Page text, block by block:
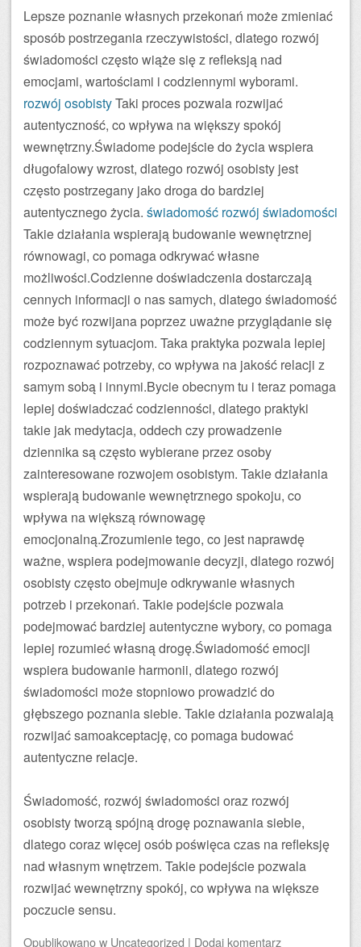
Lepsze poznanie własnych przekonań może zmieniać
sposób postrzegania rzeczywistości, dlatego rozwój
świadomości często wiąże się z refleksją nad
emocjami, wartościami i codziennymi wyborami.
rozwój osobistyTaki proces pozwala rozwijać
autentyczność, co wpływa na większy spokój
wewnętrzny.Świadome podejście do życia wspiera
długofalowy wzrost, dlatego rozwój osobisty jest
często postrzegany jako droga do bardziej
autentycznego życia. świadomość rozwój świadomości
Takie działania wspierają budowanie wewnętrznej
równowagi, co pomaga odkrywać własne
możliwości.Codzienne doświadczenia dostarczają
cennych informacji o nas samych, dlatego świadomość
może być rozwijana poprzez uważne przyglądanie się
codziennym sytuacjom. Taka praktyka pozwala lepiej
rozpoznawać potrzeby, co wpływa na jakość relacji z
samym sobą i innymi.Bycie obecnym tu i teraz pomaga
lepiej doświadczać codzienności, dlatego praktyki
takie jak medytacja, oddech czy prowadzenie
dziennika są często wybierane przez osoby
zainteresowane rozwojem osobistym. Takie działania
wspierają budowanie wewnętrznego spokoju, co
wpływa na większą równowagę
emocjonalną.Zrozumienie tego, co jest naprawdę
ważne, wspiera podejmowanie decyzji, dlatego rozwój
osobisty często obejmuje odkrywanie własnych
potrzeb i przekonań. Takie podejście pozwala
podejmować bardziej autentyczne wybory, co pomaga
lepiej rozumieć własną drogę.Świadomość emocji
wspiera budowanie harmonii, dlatego rozwój
świadomości może stopniowo prowadzić do
głębszego poznania siebie. Takie działania pozwalają
rozwijać samoakceptację, co pomaga budować
autentyczne relacje.
Świadomość, rozwój świadomości oraz rozwój
osobisty tworzą spójną drogę poznawania siebie,
dlatego coraz więcej osób poświęca czas na refleksję
nad własnym wnętrzem. Takie podejście pozwala
rozwijać wewnętrzny spokój, co wpływa na większe
poczucie sensu.
Opublikowanow Uncategorized | Dodaj komentarz